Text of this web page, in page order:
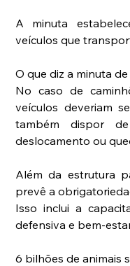
A minuta
veículos que
O que diz a minuta
No caso de
veículos deveriam
também dispor
deslocamento ou
Além da estrutura
prevê a
Isso inclui a
defensiva e bem-
6 bilhões de animais